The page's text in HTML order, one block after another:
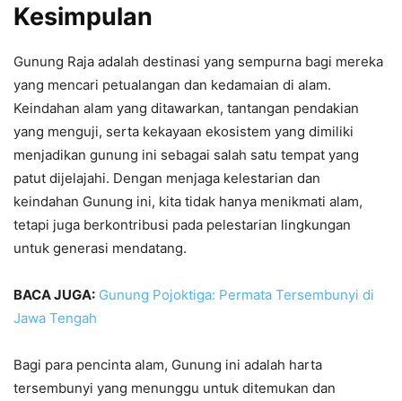
Kesimpulan
Gunung Raja adalah destinasi yang sempurna bagi mereka
yang mencari petualangan dan kedamaian di alam.
Keindahan alam yang ditawarkan, tantangan pendakian
yang menguji, serta kekayaan ekosistem yang dimiliki
menjadikan gunung ini sebagai salah satu tempat yang
patut dijelajahi. Dengan menjaga kelestarian dan
keindahan Gunung ini, kita tidak hanya menikmati alam,
tetapi juga berkontribusi pada pelestarian lingkungan
untuk generasi mendatang.
BACA JUGA: Gunung Pojoktiga: Permata Tersembunyi di
Jawa Tengah
Bagi para pencinta alam, Gunung ini adalah harta
tersembunyi yang menunggu untuk ditemukan dan